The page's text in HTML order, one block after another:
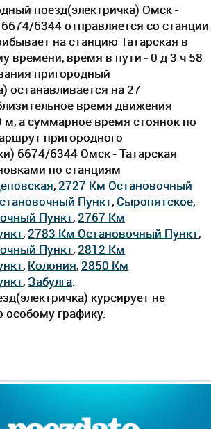
поезд(электричка) Омск -
6344 отправляется со станции
на станцию Татарская в
времени, время в пути - 0 д 3 ч 58
пригородный
останавливается на 27
время движения
м, а суммарное время стоянок по
пригородного
6674/6344 Омск - Татарская
по станциям
,2727 Км Остановочный
Пункт, Сыропятское,
Пункт,2767 Км
,2783 Км Остановочный Пункт,
Пункт,2812 Км
, Колония,2850 Км
, Забулга
курсирует не
графику.